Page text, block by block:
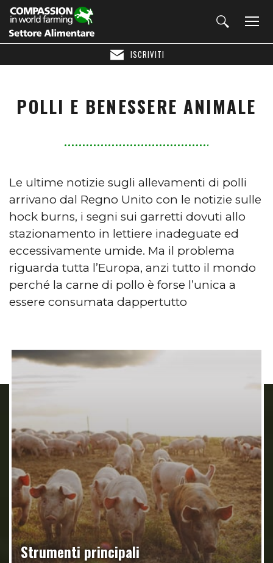
ISCRIVITI
POLLI E BENESSERE ANIMALE
Le ultime notizie sugli allevamenti di polli
arrivano dal Regno Unito con le notizie sulle
hock burns, i segni sui garretti dovuti allo
stazionamento in lettiere inadeguate ed
eccessivamente umide. Ma il problema
riguarda tutta l’Europa, anzi tutto il mondo
perché la carne di pollo è forse l’unica a
essere consumata dappertutto
Strumenti principali